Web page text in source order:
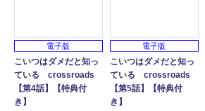
電子版
こいつはダメだと知っ
ている crossroads
【第4話】【特典付
き】
電子版
こいつはダメだと知っ
ている crossroads
【第5話】【特典付
き】